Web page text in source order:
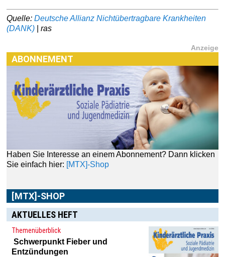
Quelle:Deutsche Allianz Nichtübertragbare Krankheiten
(DANK) |ras
Anzeige
ABONNEMENT
Haben Sie Interesse an einem Abonnement? Dann klicken
Sie einfach hier: [MTX]-Shop
[MTX]-SHOP
AKTUELLES HEFT
Themenüberblick
Schwerpunkt Fieber und
Entzündungen